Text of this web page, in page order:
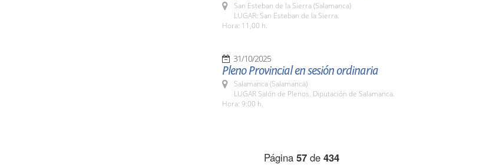
San Esteban de la Sierra (Salamanca)
LUGAR: San Esteban de la Sierra.
Hora: 11,00 h.
31/10/2025
Pleno Provincial en sesión ordinaria
Salamanca (Salamanca)
LUGAR Salón de Plenos. Diputación de Salamanca.
Hora: 9:00 h.
Página 57 de 434